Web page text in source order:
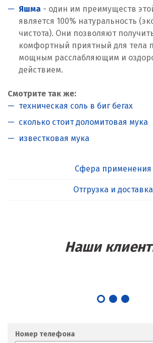
Яшма - один им преимуществ
является 100% натуральность
чистота). Они позволяют
комфортный приятный для тела
мощным расслабляющим и
действием.
Смотрите так же:
техническая соль в биг бегах
сколько стоит доломитовая мука
известковая мука
Сфера применения
Отгрузка и доставка
Наши
Номер телефона